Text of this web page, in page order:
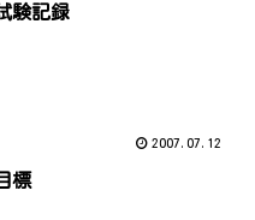
験記録
2007.07.12
標